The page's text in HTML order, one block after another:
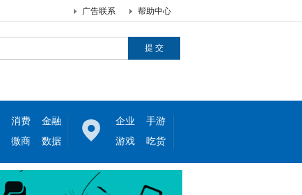
帮助中心
广告联系
消费
金融
微商 数据
企业
手游
游戏
吃货